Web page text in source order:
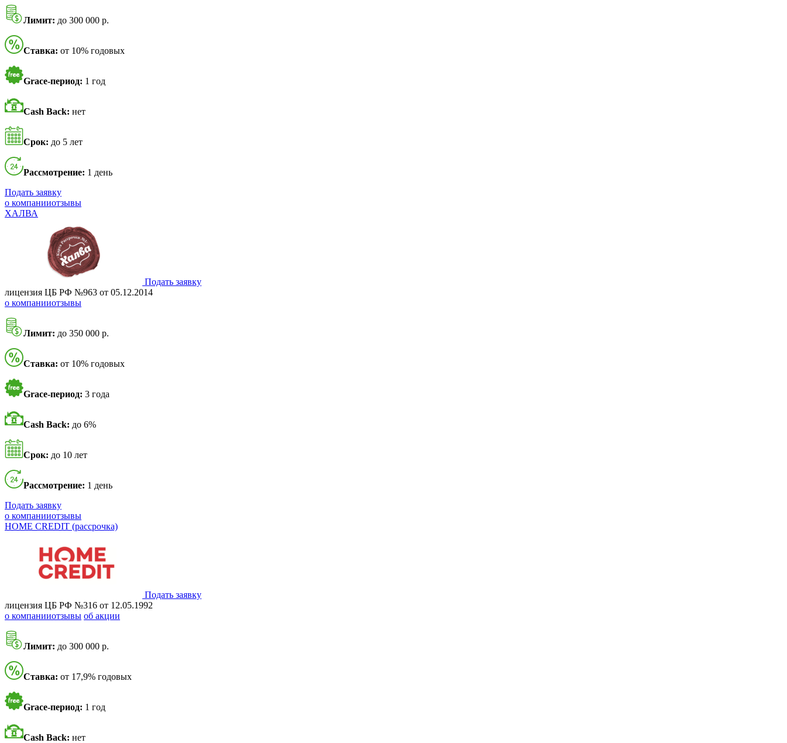
Лимит: до 300 000 р.
Ставка: от 10% годовых
Grace-период: 1 год
Cash Back: нет
Срок: до 5 лет
Рассмотрение: 1 день
Подать заявку
о компанииотзывы
ХАЛВА
Подать заявку
лицензия ЦБ РФ №963 от 05.12.2014
о компанииотзывы
Лимит: до 350 000 р.
Ставка: от 10% годовых
Grace-период: 3 года
Cash Back: до 6%
Срок: до 10 лет
Рассмотрение: 1 день
Подать заявку
о компанииотзывы
HOME CREDIT (рассрочка)
Подать заявку
лицензия ЦБ РФ №316 от 12.05.1992
о компанииотзывы об акции
Лимит: до 300 000 р.
Ставка: от 17,9% годовых
Grace-период: 1 год
Cash Back: нет